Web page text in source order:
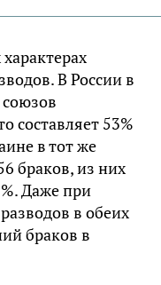
В России в
составляет 53%
в тот же
браков, из них
Даже при
в обеих
браков в